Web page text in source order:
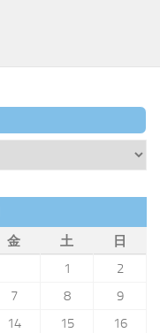
金 土
日
1
2
7 8
9
14 15
16